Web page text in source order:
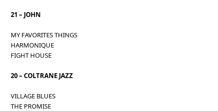
21 – JOHN
MY FAVORITES THINGS
HARMONIQUE
FIGHT HOUSE
20 – COLTRANE JAZZ
VILLAGE BLUES
THE PROMISE